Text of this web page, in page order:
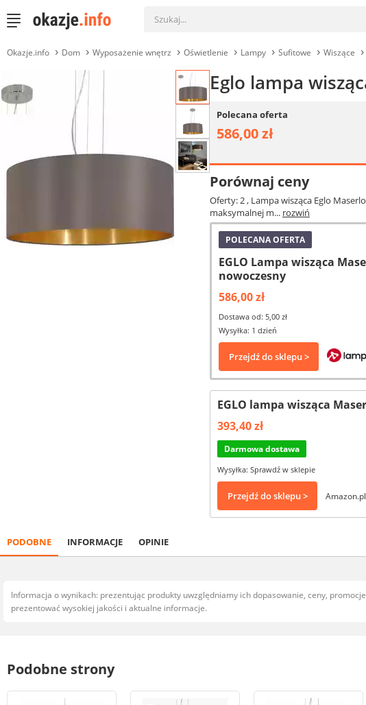
Okazje.info Dom Wyposażenie wnętrz Oświetlenie Lampy Sufitowe Wiszące
Eglo lampa
Polecana oferta
586,00 zł
Porównaj ceny
Oferty: 2, Lampa wisząca Eglo
maksymalnej m... rozwiń
POLECANA OFERTA
EGLO Lampa wisząca
nowoczesny
586,00 zł
Dostawa od: 5,00 zł
Wysyłka: 1 dzień
Przejdź do sklepu >
EGLO lampa wisząca
393,40 zł
Darmowa dostawa
Wysyłka: Sprawdź w sklepie
Przejdź do sklepu > Amazon.pl
PODOBNE INFORMACJE OPINIE
Informacja o wynikach: prezentując produkty uwzględniamy ich dopasowanie, ceny,
prezentować wysokiej jakości i aktualne informacje.
Podobne strony